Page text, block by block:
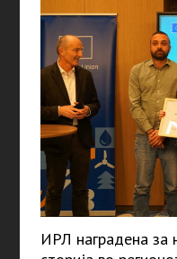
ИРЛ наградена за